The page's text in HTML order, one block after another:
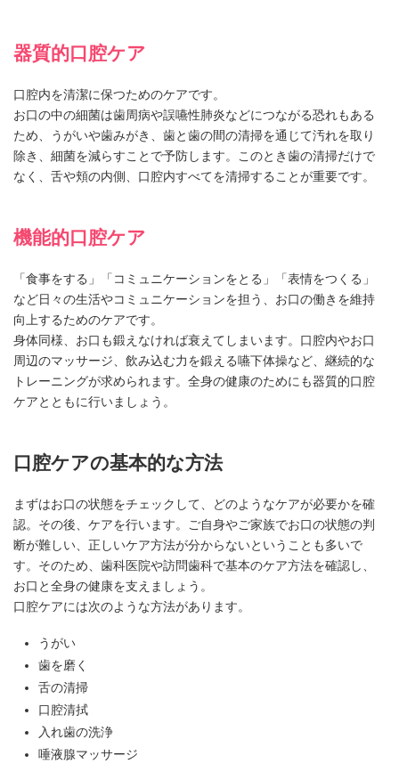
器質的口腔ケア
口腔内を清潔に保つためのケアです。
お口の中の細菌は歯周病や誤嚥性肺炎などにつながる恐れもある
ため、うがいや歯みがき、歯と歯の間の清掃を通じて汚れを取り
除き、細菌を減らすことで予防します。このとき歯の清掃だけで
なく、舌や頬の内側、口腔内すべてを清掃することが重要です。
機能的口腔ケア
「食事をする」「コミュニケーションをとる」「表情をつくる」
など日々の生活やコミュニケーションを担う、お口の働きを維持
向上するためのケアです。
身体同様、お口も鍛えなければ衰えてしまいます。口腔内やお口
周辺のマッサージ、飲み込む力を鍛える嚥下体操など、継続的な
トレーニングが求められます。全身の健康のためにも器質的口腔
ケアとともに行いましょう。
口腔ケアの基本的な方法
まずはお口の状態をチェックして、どのようなケアが必要かを確
認。その後、ケアを行います。ご自身やご家族でお口の状態の判
断が難しい、正しいケア方法が分からないということも多いで
す。そのため、歯科医院や訪問歯科で基本のケア方法を確認し、
お口と全身の健康を支えましょう。
口腔ケアには次のような方法があります。
うがい
歯を磨く
舌の清掃
口腔清拭
入れ歯の洗浄
唾液腺マッサージ